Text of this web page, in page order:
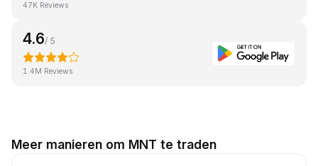
47K Reviews
4.6/ 5
1.4M Reviews
Meer manieren om MNT te traden